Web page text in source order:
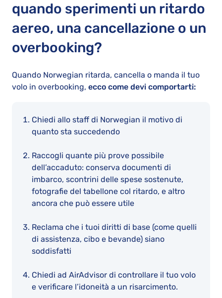
quando sperimenti un ritardo
aereo, una cancellazione o un
overbooking?
Quando Norwegian ritarda, cancella o manda il tuo
volo in overbooking, ecco come devi comportarti:
Chiedi allo staff di Norwegian il motivo di
quanto sta succedendo
Raccogli quante più prove possibile
dell’accaduto: conserva documenti di
imbarco, scontrini delle spese sostenute,
fotografie del tabellone col ritardo, e altro
ancora che può essere utile
Reclama che i tuoi diritti di base (come quelli
di assistenza, cibo e bevande) siano
soddisfatti
Chiedi ad AirAdvisor di controllare il tuo volo
e verificare l’idoneità a un risarcimento.